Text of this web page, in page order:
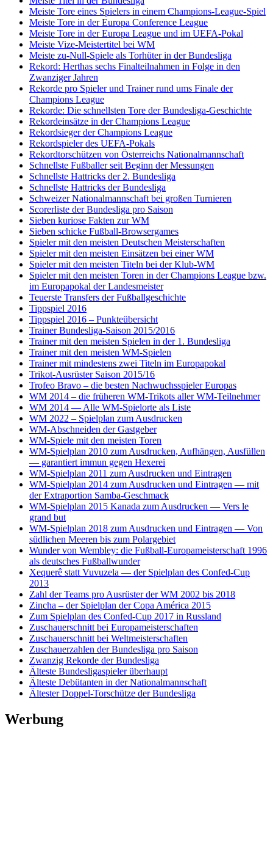
Meiste Tore eines Spielers in einem Champions-League-Spiel
Meiste Tore in der Europa Conference League
Meiste Tore in der Europa League und im UEFA-Pokal
Meiste Vize-Meistertitel bei WM
Meiste zu-Null-Spiele als Torhüter in der Bundesliga
Rekord: Herthas sechs Finalteilnahmen in Folge in den
Zwanziger Jahren
Rekorde pro Spieler und Trainer rund ums Finale der
Champions League
Rekorde: Die schnellsten Tore der Bundesliga-Geschichte
Rekordeinsätze in der Champions League
Rekordsieger der Champions League
Rekordspieler des UEFA-Pokals
Rekordtorschützen von Österreichs Nationalmannschaft
Schnellste Fußballer seit Beginn der Messungen
Schnellste Hattricks der 2. Bundesliga
Schnellste Hattricks der Bundesliga
Schweizer Nationalmannschaft bei großen Turnieren
Scorerliste der Bundesliga pro Saison
Sieben kuriose Fakten zur WM
Sieben schicke Fußball-Browsergames
Spieler mit den meisten Deutschen Meisterschaften
Spieler mit den meisten Einsätzen bei einer WM
Spieler mit den meisten Titeln bei der Klub-WM
Spieler mit den meisten Toren in der Champions League bzw.
im Europapokal der Landesmeister
Teuerste Transfers der Fußballgeschichte
Tippspiel 2016
Tippspiel 2016 – Punkteübersicht
Trainer Bundesliga-Saison 2015/2016
Trainer mit den meisten Spielen in der 1. Bundesliga
Trainer mit den meisten WM-Spielen
Trainer mit mindestens zwei Titeln im Europapokal
Trikot-Ausrüster Saison 2015/16
Trofeo Bravo – die besten Nachwuchsspieler Europas
WM 2014 – die früheren WM-Trikots aller WM-Teilnehmer
WM 2014 — Alle WM-Spielorte als Liste
WM 2022 – Spielplan zum Ausdrucken
WM-Abschneiden der Gastgeber
WM-Spiele mit den meisten Toren
WM-Spielplan 2010 zum Ausdrucken, Aufhängen, Ausfüllen
— garantiert immun gegen Hexerei
WM-Spielplan 2011 zum Ausdrucken und Eintragen
WM-Spielplan 2014 zum Ausdrucken und Eintragen — mit
der Extraportion Samba-Geschmack
WM-Spielplan 2015 Kanada zum Ausdrucken — Vers le
grand but
WM-Spielplan 2018 zum Ausdrucken und Eintragen — Von
südlichen Meeren bis zum Polargebiet
Wunder von Wembley: die Fußball-Europameisterschaft 1996
als deutsches Fußballwunder
Xequerê statt Vuvuzela — der Spielplan des Confed-Cup
2013
Zahl der Teams pro Ausrüster der WM 2002 bis 2018
Zincha – der Spielplan der Copa América 2015
Zum Spielplan des Confed-Cup 2017 in Russland
Zuschauerschnitt bei Europameisterschaften
Zuschauerschnitt bei Weltmeisterschaften
Zuschauerzahlen der Bundesliga pro Saison
Zwanzig Rekorde der Bundesliga
Älteste Bundesligaspieler überhaupt
Älteste Debütanten in der Nationalmannschaft
Ältester Doppel-Torschütze der Bundesliga
Werbung